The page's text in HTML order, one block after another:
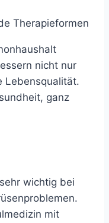
Therapieformen
nicht nur
Lebensqualität.
ganz
wichtig bei
mit